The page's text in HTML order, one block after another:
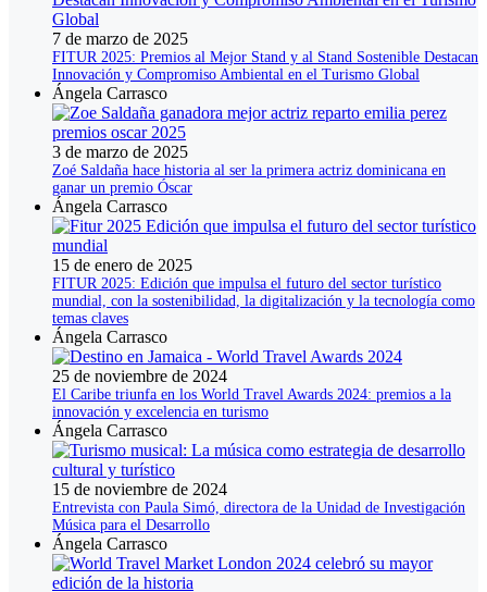
7 de marzo de 2025
FITUR 2025: Premios al Mejor Stand y al Stand Sostenible Destacan
Innovación y Compromiso Ambiental en el Turismo Global
Ángela Carrasco
3 de marzo de 2025
Zoé Saldaña hace historia al ser la primera actriz dominicana en
ganar un premio Óscar
Ángela Carrasco
15 de enero de 2025
FITUR 2025: Edición que impulsa el futuro del sector turístico
mundial, con la sostenibilidad, la digitalización y la tecnología como
temas claves
Ángela Carrasco
25 de noviembre de 2024
El Caribe triunfa en los World Travel Awards 2024: premios a la
innovación y excelencia en turismo
Ángela Carrasco
15 de noviembre de 2024
Entrevista con Paula Simó, directora de la Unidad de Investigación
Música para el Desarrollo
Ángela Carrasco